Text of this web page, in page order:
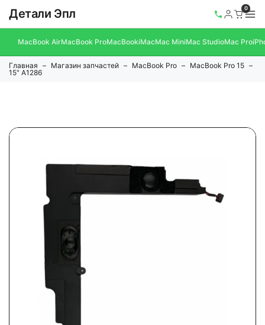
Детали Эпл 0
MacBook AirMacBook ProMacBookiMacMac MiniMac StudioMac Pro
Главная Магазин запчастей MacBook Pro
MacBook Pro 15
15" A1286